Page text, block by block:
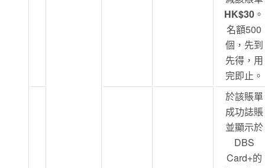
HK$30 。
名額500
個，先到
先得，用
完即止。
於該賬單
成功誌賬
並顯示於
DBS
Card+的